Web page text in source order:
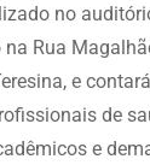
no
Rua
e
de
e